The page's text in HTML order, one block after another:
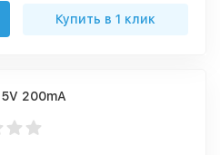
Купить в 1 клик
5V 200mA